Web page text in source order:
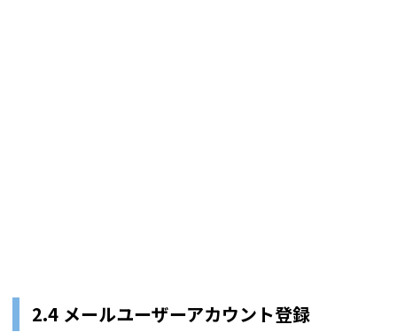
2.4 メールユーザーアカウント登録